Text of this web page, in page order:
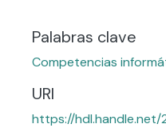
Palabras clave
Competencias
URI
https://hdl.handle.net/